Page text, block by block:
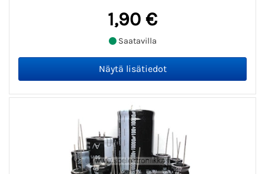
1,90 €
Saatavilla